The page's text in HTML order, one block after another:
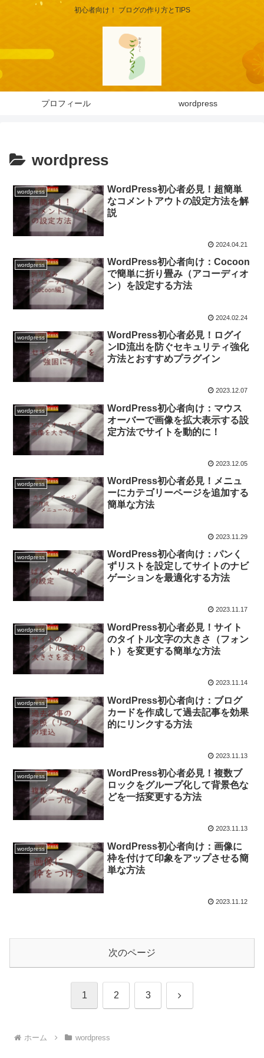
初心者向け！ ブログの作り方とTIPS
プロフィール wordpress
wordpress
wordpress
WordPress初心者必見！超簡単
なコメントアウトの設定方法を解
説
2024.04.21
wordpress
WordPress初心者向け：Cocoon
で簡単に折り畳み（アコーディオ
ン）を設定する方法
2024.02.24
wordpress
WordPress初心者必見！ログイ
ンID流出を防ぐセキュリティ強化
方法とおすすめプラグイン
2023.12.07
wordpress
WordPress初心者向け：マウス
オーバーで画像を拡大表示する設
定方法でサイトを動的に！
2023.12.05
wordpress
WordPress初心者必見！メニュ
ーにカテゴリーページを追加する
簡単な方法
2023.11.29
wordpress
WordPress初心者向け：パンく
ずリストを設定してサイトのナビ
ゲーションを最適化する方法
2023.11.17
wordpress
WordPress初心者必見！サイト
のタイトル文字の大きさ（フォン
ト）を変更する簡単な方法
2023.11.14
wordpress
WordPress初心者向け：ブログ
カードを作成して過去記事を効果
的にリンクする方法
2023.11.13
wordpress
WordPress初心者必見！複数ブ
ロックをグループ化して背景色な
どを一括変更する方法
2023.11.13
wordpress
WordPress初心者向け：画像に
枠を付けて印象をアップさせる簡
単な方法
2023.11.12
次のページ
1 2 3 次
ホーム wordpress